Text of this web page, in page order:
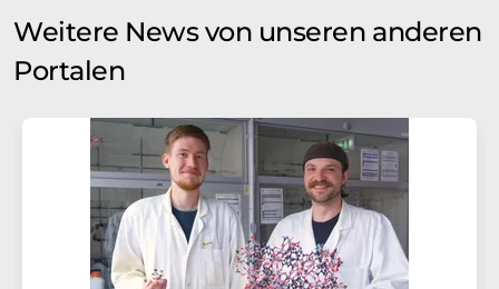
Weitere News von unseren anderen
Portalen